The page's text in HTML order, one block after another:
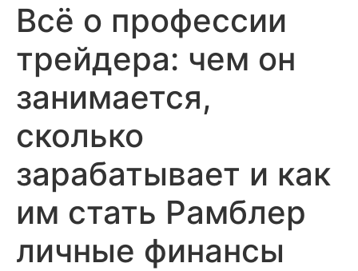
Всё о профессии
трейдера: чем он
занимается,
сколько
зарабатывает и как
им стать Рамблер
личные финансы